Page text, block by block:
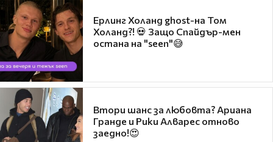
Ерлинг Холанд ghost-на Том
Холанд?! 💀 Защо Спайдър-мен
остана на "seen"😅
Втори шанс за любовта? Ариана
Гранде и Рики Алварес отново
заедно!😍